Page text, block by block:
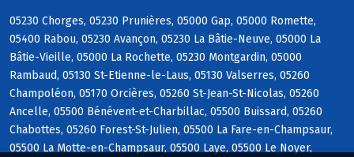
05230 Chorges, 05230 Prunières, 05000 Gap, 05000 Romette,
05400 Rabou, 05230 Avançon, 05230 La Bâtie-Neuve, 05000 La
Bâtie-Vieille, 05000 La Rochette, 05230 Montgardin, 05000
Rambaud, 05130 St-Etienne-le-Laus, 05130 Valserres, 05260
Champoléon, 05170 Orcières, 05260 St-Jean-St-Nicolas, 05260
Ancelle, 05500 Bénévent-et-Charbillac, 05500 Buissard, 05260
Chabottes, 05260 Forest-St-Julien, 05500 La Fare-en-Champsaur,
05500 La Motte-en-Champsaur, 05500 Laye, 05500 Le Noyer,